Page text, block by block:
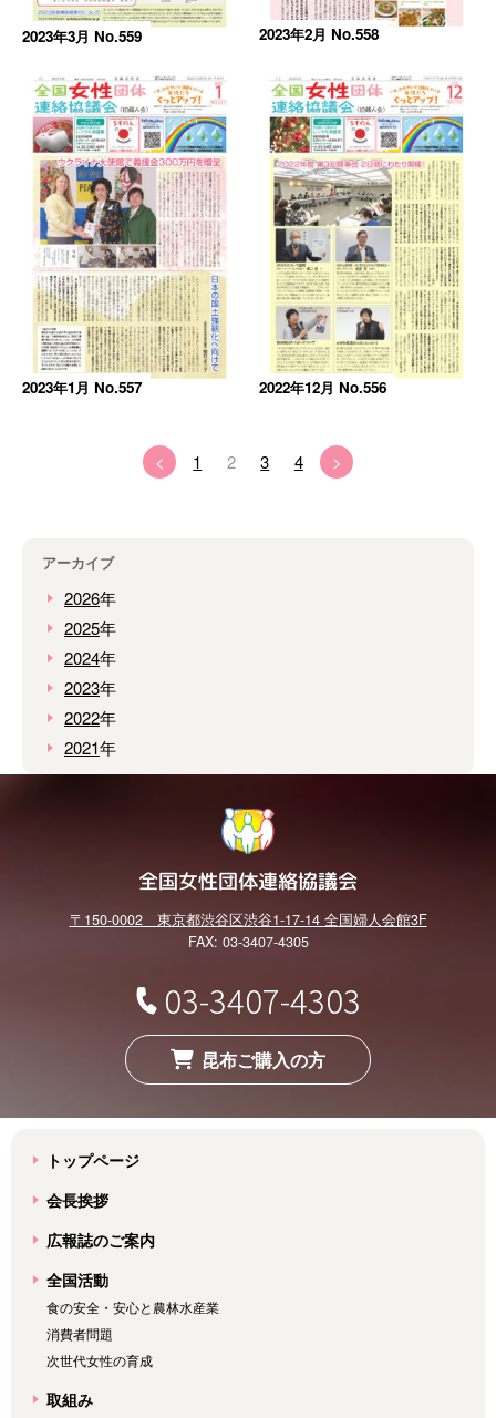
2023年3月 No.559 2023年2月 No.558
2023年1月 No.557 2022年12月 No.556
< 1 2 3 4 >
アーカイブ
2026年
2025年
2024年
2023年
2022年
2021年
全国女性団体連絡協議会
〒150-0002 東京都渋谷区渋谷1-17-14 全国婦人会館3F
FAX: 03-3407-4305
03-3407-4303
昆布ご購入の方
トップページ
会長挨拶
広報誌のご案内
全国活動
食の安全・安心と農林水産業
消費者問題
次世代女性の育成
取組み